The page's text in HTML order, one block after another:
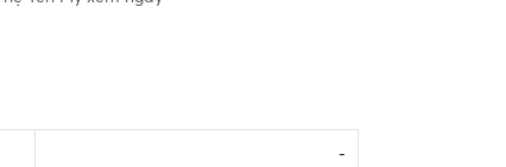
-